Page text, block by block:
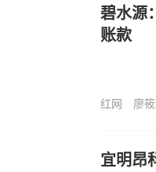
碧水源
账款
红网 廖
宜明昂